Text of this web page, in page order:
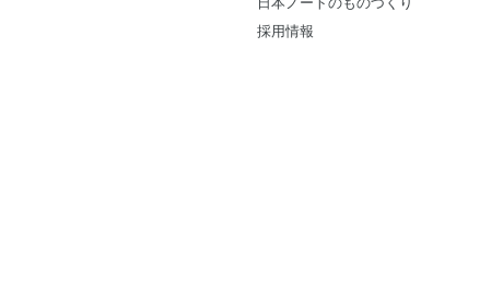
採用情報